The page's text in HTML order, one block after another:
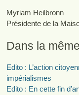
Myriam Heilbronn
Présidente de la
Dans la
Edito : L’action
impérialismes
Edito : En cette fin